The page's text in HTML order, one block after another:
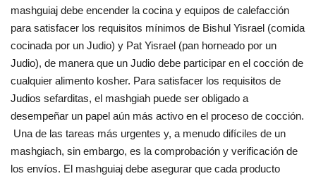
mashguiaj debe encender la cocina y equipos de calefacción
para satisfacer los requisitos mínimos de Bishul Yisrael (comida
cocinada por un Judio) y Pat Yisrael (pan horneado por un
Judio), de manera que un Judio debe participar en el cocción de
cualquier alimento kosher. Para satisfacer los requisitos de
Judios sefarditas, el mashgiah puede ser obligado a
desempeñar un papel aún más activo en el proceso de cocción.
Una de las tareas más urgentes y, a menudo difíciles de un
mashgiach, sin embargo, es la comprobación y verificación de
los envíos. El mashguiaj debe asegurar que cada producto